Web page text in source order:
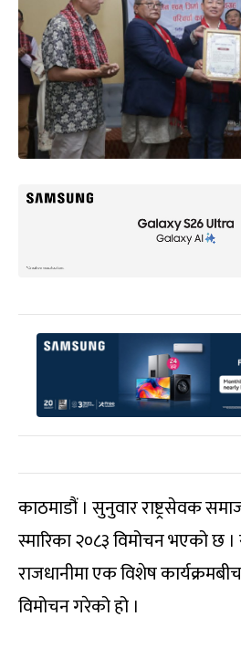
काठमाडौं । सुनुवार राष्ट्रसेवक
स्मारिका २०८३ विमोचन भएको छ
राजधानीमा एक विशेष कार्यक्रमबीच
विमोचन गरेको हो ।